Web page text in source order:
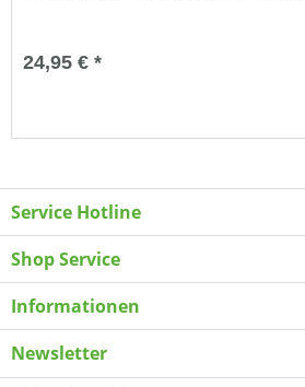
24,95 € *
Service Hotline
Shop Service
Informationen
Newsletter